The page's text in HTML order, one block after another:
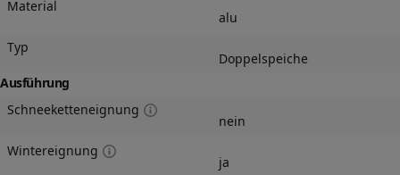
Material
alu
Typ
Doppelspeiche
Ausführung
Schneeketteneignung
nein
Wintereignung
ja